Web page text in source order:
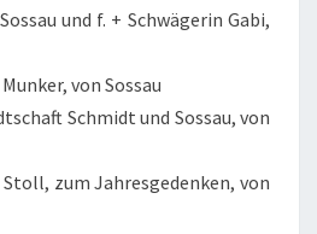
und f. + Schwägerin Gabi,
von Sossau
Schmidt und Sossau, von
zum Jahresgedenken, von